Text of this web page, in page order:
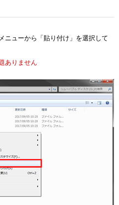
ニューから「貼り付け」を選択して
ありません